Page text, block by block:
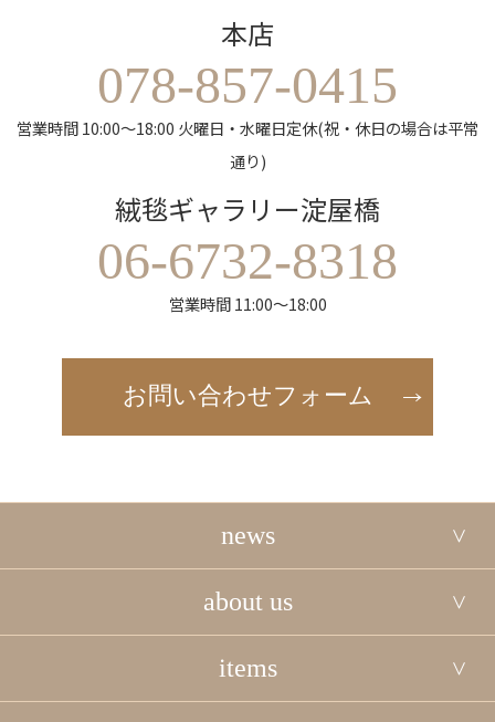
本店
078-857-0415
営業時間 10:00～18:00 火曜日・水曜日定休(祝・休日の場合は平常
通り)
絨毯ギャラリー淀屋橋
06-6732-8318
営業時間 11:00～18:00
お問い合わせフォーム
news
about us
items